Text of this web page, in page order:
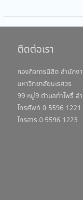
ติดต่อเรา
กองกิจการนิสิต สำนักง
มหาวิทยาลัยนเรศวร
99 หมู่9 ตำบลท่าโพธิ์ อ
โทรศัพท์ 0 5596 1221
โทรสาร 0 5596 1223